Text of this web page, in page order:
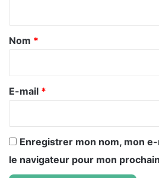
a
r
e
Nom *
E-mail *
Enregistrer mon nom, mon
le navigateur pour mon